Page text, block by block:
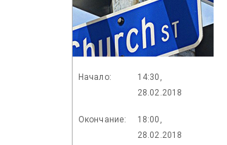
Начало:
14:30,
28.02.2018
Окончание:
18:00,
28.02.2018